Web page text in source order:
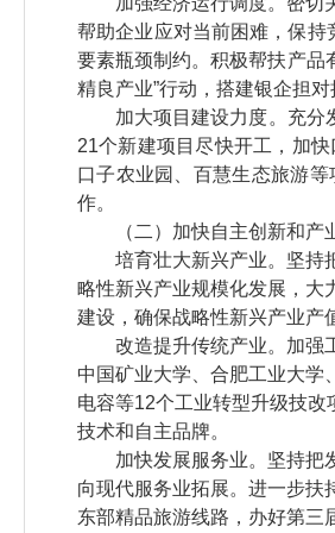
帮助企业应对当前困难，保持
要素瓶颈制约。积极帮扶产品
精良产业”行动，搭建银企担
加大项目建设力度。充分
21个新建项目尽快开工，加
口子农业园、百慧生态旅游
作。
（二）加快自主创新和产
培育壮大新兴产业。坚持
略性新兴产业规模化发展，大
建设，确保战略性新兴产业产
改造提升传统产业。加强
中国矿业大学、合肥工业大学
电容等12个工业转型升级技
技术和自主品牌。
加快发展服务业。坚持把
向现代服务业拓展。进一步扶
东部精品旅游线路，办好第三